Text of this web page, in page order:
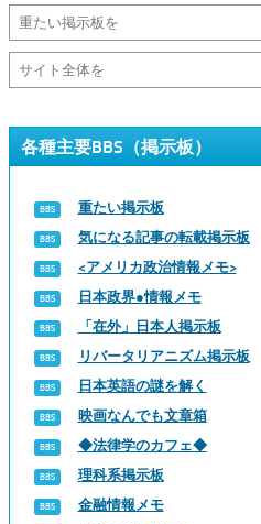
各種主要BBS（掲示板）
重たい掲示板
気になる記事の転載掲示板
<アメリカ政治情報メモ>
日本政界●情報メモ
「在外」日本人掲示板
リバータリアニズム掲示板
日本英語の謎を解く
映画なんでも文章箱
◆法律学のカフェ◆
理科系掲示板
金融情報メモ